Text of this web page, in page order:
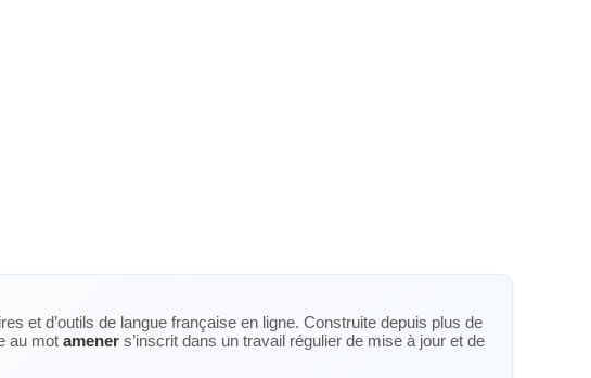
et d’outils de langue française en ligne. Construite depuis plus de
au mot amener s’inscrit dans un travail régulier de mise à jour et de